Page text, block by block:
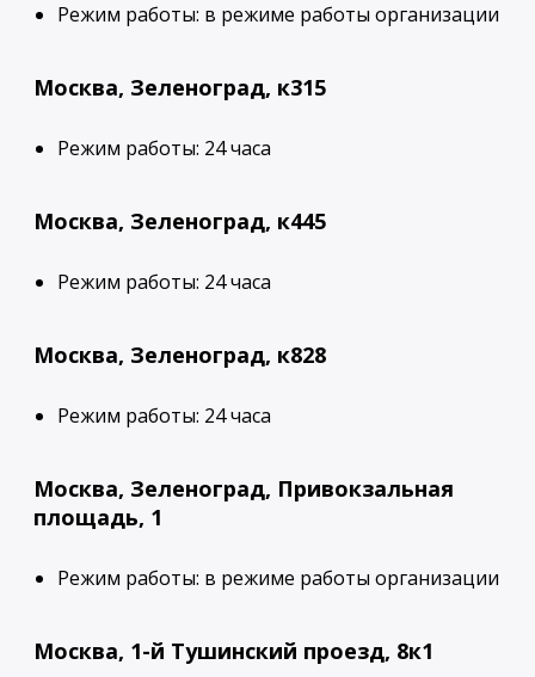
Режим работы: в режиме работы организации
Москва, Зеленоград, к315
Режим работы: 24 часа
Москва, Зеленоград, к445
Режим работы: 24 часа
Москва, Зеленоград, к828
Режим работы: 24 часа
Москва, Зеленоград, Привокзальная
площадь, 1
Режим работы: в режиме работы организации
Москва, 1-й Тушинский проезд, 8к1